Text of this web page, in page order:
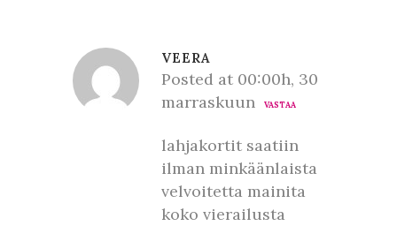
VEERA
Posted at 00:00h, 30
marraskuun
VASTAA
lahjakortit saatiin
ilman minkäänlaista
velvoitetta mainita
koko vierailusta